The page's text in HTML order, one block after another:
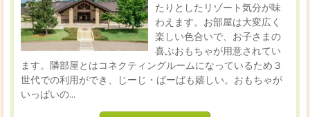
たりとしたリゾート気分が味
わえます。お部屋は大変広く
楽しい色合いで、お子さまの
喜ぶおもちゃが用意されてい
ます。隣部屋とはコネクティングルームになっているため３
世代での利用ができ、じーじ・ばーばも嬉しい。おもちゃが
いっぱいの...